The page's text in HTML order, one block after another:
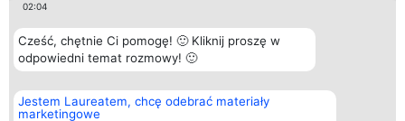
02:04
Cześć, chętnie Ci pomogę! 🙂 Kliknij proszę w
odpowiedni temat rozmowy! 🙂
Jestem Laureatem, chcę odebrać materiały
marketingowe
Organizator plebiscytu
Bright Side Solutions sp. z o.
o. sp. k.
Plebiscyt
Laureaci
Kontakt
Kontakt